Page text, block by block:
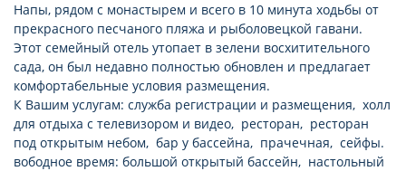
Напы, рядом с монастырем и всего в 10 минута ходьбы от
прекрасного песчаного пляжа и рыболовецкой гавани.
Этот семейный отель утопает в зелени восхитительного
сада, он был недавно полностью обновлен и предлагает
комфортабельные условия размещения.
К Вашим услугам: служба регистрации и размещения, холл
для отдыха с телевизором и видео, ресторан, ресторан
под открытым небом, бар у бассейна, прачечная, сейфы.
вободное время: большой открытый бассейн, настольный